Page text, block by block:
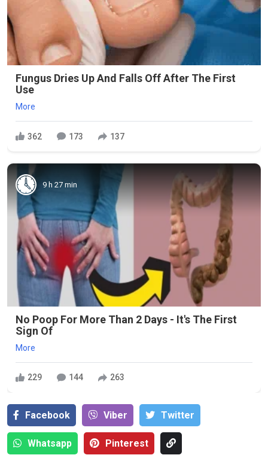
Fungus Dries Up And Falls Off After The First
Use
More
362 173 137
9 h 27 min
No Poop For More Than 2 Days - It's The First
Sign Of
More
229 144 263
Facebook Viber Тwitter
Whatsapp Pinterest